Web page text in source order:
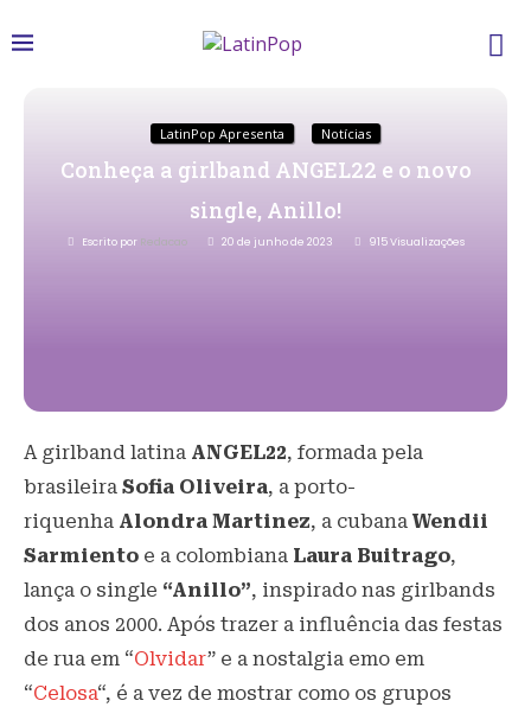
LatinPop Apresenta Notícias
Conheça a girlband ANGEL22 e o novo
single, Anillo!
Escrito por Redacao 20 de junho de 2023 915Visualizações
A girlband latina ANGEL22, formada pela
brasileira Sofia Oliveira, a porto-
riquenha Alondra Martinez, a cubana Wendii
Sarmiento e a colombiana Laura Buitrago,
lança o single “Anillo”, inspirado nas girlbands
dos anos 2000. Após trazer a influência das festas
de rua em “Olvidar” e a nostalgia emo em
“Celosa“, é a vez de mostrar como os grupos